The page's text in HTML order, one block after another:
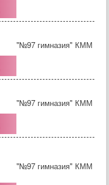
"№97 гимназия" КММ
"№97 гимназия" КММ
"№97 гимназия" КММ